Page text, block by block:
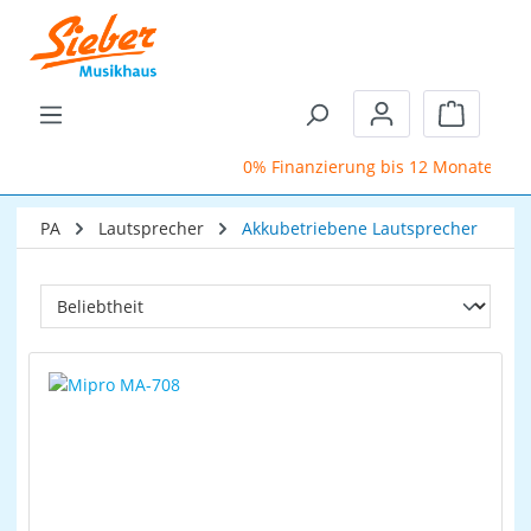
Zum Hauptinhalt springen
0% Finanzierung bis 12 Monate
PA Lautsprecher Akkubetriebene Lautsprecher